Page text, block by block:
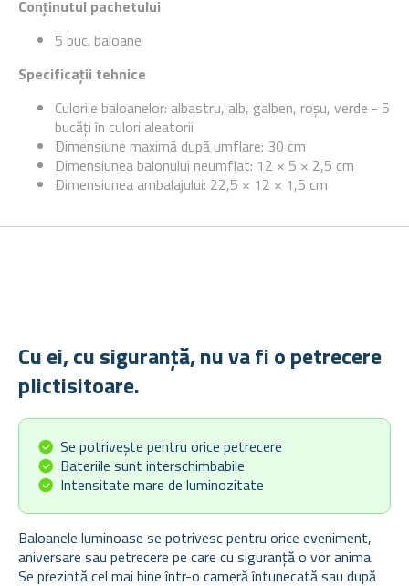
Conținutul pachetului
5 buc. baloane
Specificații tehnice
Culorile baloanelor: albastru, alb, galben, roșu, verde - 5
bucăți în culori aleatorii
Dimensiune maximă după umflare: 30 cm
Dimensiunea balonului neumflat: 12 × 5 × 2,5 cm
Dimensiunea ambalajului: 22,5 × 12 × 1,5 cm
Cu ei, cu siguranță, nu va fi o petrecere
plictisitoare.
Se potrivește pentru orice petrecere
Bateriile sunt interschimbabile
Intensitate mare de luminozitate
Baloanele luminoase se potrivesc pentru orice eveniment,
aniversare sau petrecere pe care cu siguranţă o vor anima.
Se prezintă cel mai bine într-o cameră întunecată sau după